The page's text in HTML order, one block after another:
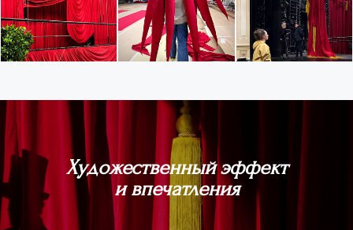
Художественный эффект
и впечатления